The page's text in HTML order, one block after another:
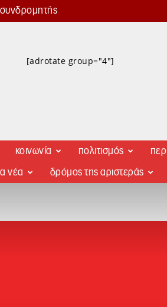
συνδρομητής
[adrotate group="4"]
κοινωνία πολιτισμός
νέα δρόμος της αριστεράς